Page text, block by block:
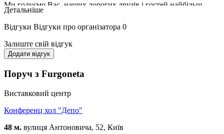
Ми годуємо Вас, наших дорогих друзів і гостей найбільш
смачними стравами, ретельно підбираючи інгредієнти і
готуючи handmade соуси для справжніх, автентичних
американських бургерів і паназиатской локшини і рису! Ми
впевнені - смачна їжа повинна бути максимально
натуральною і корисною!
Детальніше
Відгуки Відгуки про організатора 0
Залиште свій відгук
Додати відгук
Поруч з Furgoneta
Виставковий центр
Конференц хол "Депо"
48 м. вулиця Антоновича, 52, Київ